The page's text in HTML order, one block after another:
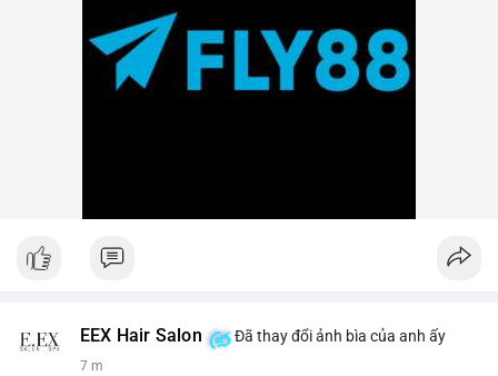
EEX Hair Salon Đã thay đổi ảnh bìa của anh ấy
7 m